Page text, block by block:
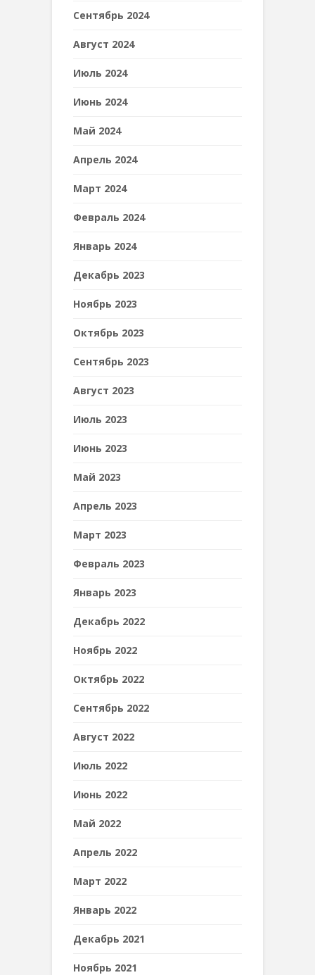
Сентябрь 2024
Август 2024
Июль 2024
Июнь 2024
Май 2024
Апрель 2024
Март 2024
Февраль 2024
Январь 2024
Декабрь 2023
Ноябрь 2023
Октябрь 2023
Сентябрь 2023
Август 2023
Июль 2023
Июнь 2023
Май 2023
Апрель 2023
Март 2023
Февраль 2023
Январь 2023
Декабрь 2022
Ноябрь 2022
Октябрь 2022
Сентябрь 2022
Август 2022
Июль 2022
Июнь 2022
Май 2022
Апрель 2022
Март 2022
Январь 2022
Декабрь 2021
Ноябрь 2021